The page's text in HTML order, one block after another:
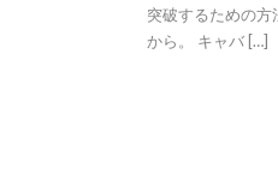
突破するための
から。 キャバ […]